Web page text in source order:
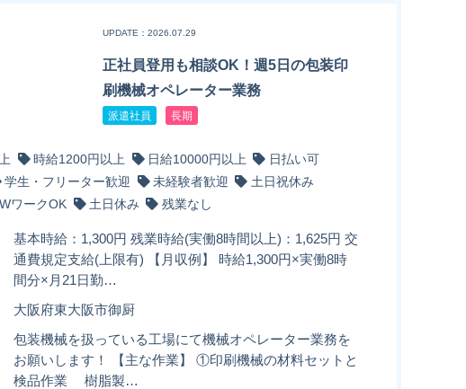
UPDATE：2026.07.29
正社員登用も相談OK！週5日の包装印
刷機械オペレーター業務
派遣社員 長期
時給1200円以上 日給10000円以上
日払い可
学生・フリーター歓迎 未経験者歓迎
土日祝休み
WワークOK 土日休み 残業なし
基本時給：1,300円 残業時給(実働8時間以上)：1,625円 交
通費規定支給(上限有) 【月収例】 時給1,300円×実働8時
間分×月21日勤…
大阪府東大阪市御厨
包装機械を扱っている工場にて機械オペレーター業務を
お願いします！ 【主な作業】 ①印刷機械の材料セットと
検品作業 樹脂製…